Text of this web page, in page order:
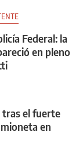
Federal: la
en pleno
tras el fuerte
en